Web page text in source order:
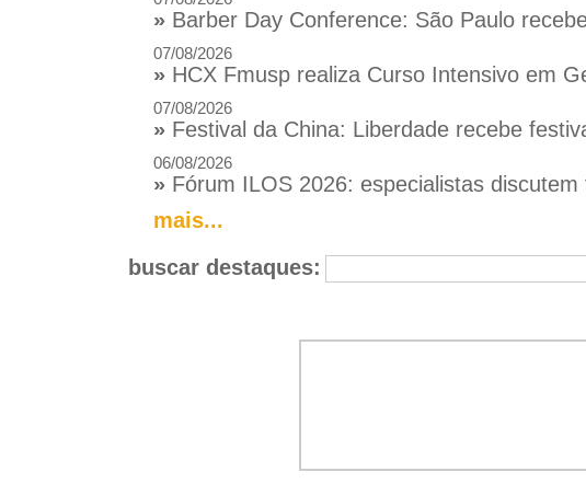
» Barber Day Conference: São Paulo
07/08/2026
» HCX Fmusp realiza Curso Intensivo em
07/08/2026
» Festival da China: Liberdade recebe
06/08/2026
» Fórum ILOS 2026: especialistas
mais...
buscar destaques: